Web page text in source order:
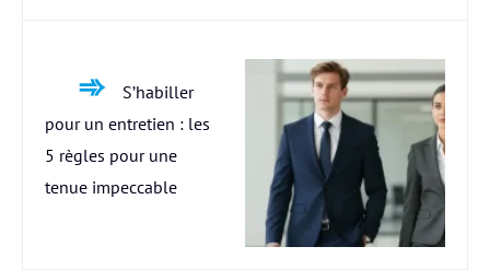
S’habiller
pour un entretien : les
5 règles pour une
tenue impeccable